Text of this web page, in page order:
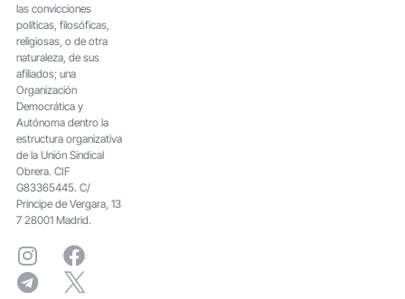
las convicciones
políticas, filosóficas,
religiosas, o de otra
naturaleza, de sus
afiliados; una
Organización
Democrática y
Autónoma dentro la
estructura organizativa
de la Unión Sindical
Obrera. CIF
G83365445. C/
Principe de Vergara, 13
7 28001 Madrid.